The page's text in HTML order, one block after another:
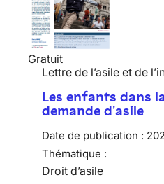
Gratuit
Lettre de l’asile et de
Les enfants dans
demande d'asile
Date de publication :
Thématique :
Droit d’asile